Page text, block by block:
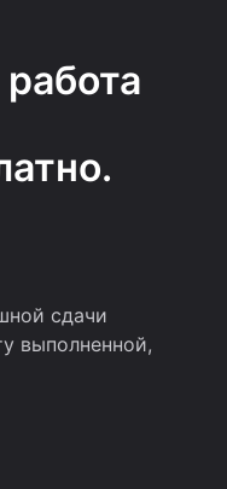
сдачи
выполненной,